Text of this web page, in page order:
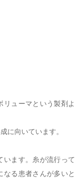
リューマという製剤よ
に向いています。
います。糸が流行って
なる患者さんが多いと